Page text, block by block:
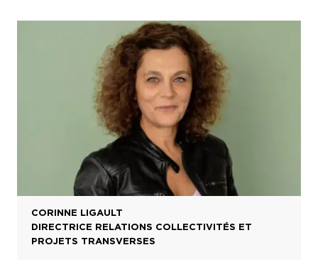
CORINNE LIGAULT
DIRECTRICE RELATIONS COLLECTIVITÉS ET
PROJETS TRANSVERSES